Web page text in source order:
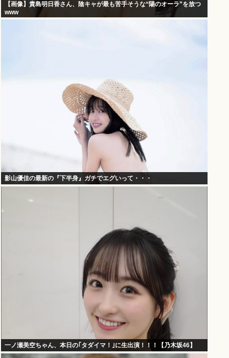
【画像】貴島明日香さん、陰キャが最も苦手そうな“陽のオーラ”を放つ
www
影山優佳の最新の『下半身』ガチでエグいって・・・
一ノ瀬美空ちゃん、本日の｢タダイマ！｣に生出演！！！【乃木坂46】